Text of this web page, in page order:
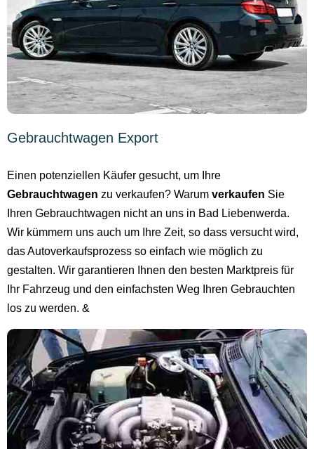
Gebrauchtwagen Export
Einen potenziellen Käufer gesucht, um Ihre
Gebrauchtwagen zu verkaufen? Warum verkaufen Sie
Ihren Gebrauchtwagen nicht an uns in Bad Liebenwerda.
Wir kümmern uns auch um Ihre Zeit, so dass versucht wird,
das Autoverkaufsprozess so einfach wie möglich zu
gestalten. Wir garantieren Ihnen den besten Marktpreis für
Ihr Fahrzeug und den einfachsten Weg Ihren Gebrauchten
los zu werden. &